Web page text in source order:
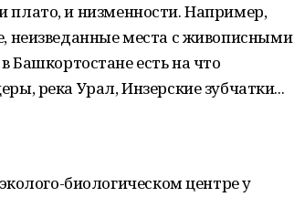
плато, и низменности. Например,
неизведанные места с живописными
Башкортостане есть на что
река Урал, Инзерские зубчатки...
биологическом центре у